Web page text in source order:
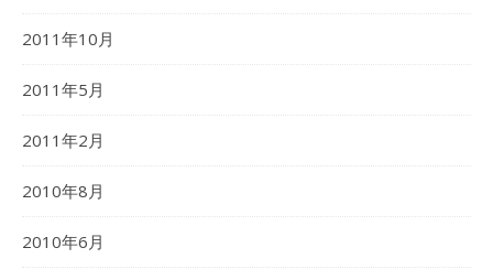
2011年10月
2011年5月
2011年2月
2010年8月
2010年6月